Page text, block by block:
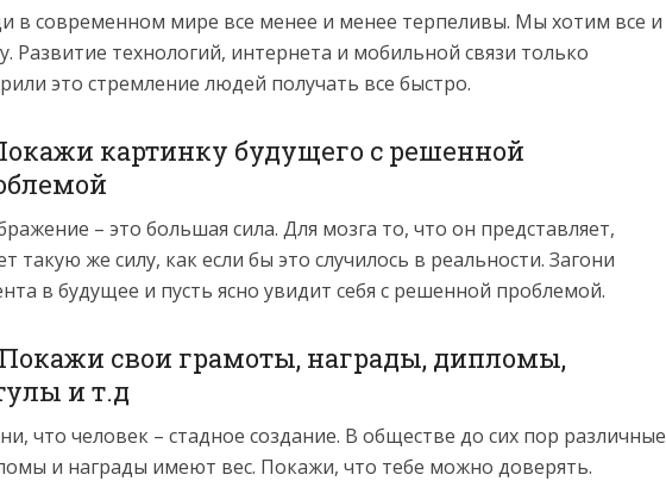
в современном мире все менее и менее терпеливы. Мы хотим все и
Развитие технологий, интернета и мобильной связи только
это стремление людей получать все быстро.
картинку будущего с решенной
– это большая сила. Для мозга то, что он представляет,
такую же силу, как если бы это случилось в реальности. Загони
в будущее и пусть ясно увидит себя с решенной проблемой.
Покажи свои грамоты, награды, дипломы,
и т.д
что человек – стадное создание. В обществе до сих пор различные
и награды имеют вес. Покажи, что тебе можно доверять.